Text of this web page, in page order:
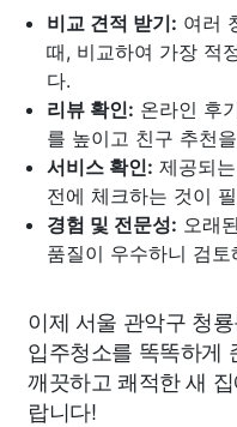
비교 견적 받기: 여러
때, 비교하여 가장 적
다.
리뷰 확인: 온라인 후
를 높이고 친구 추천
서비스 확인: 제공되
전에 체크하는 것이
경험 및 전문성: 오래
품질이 우수하니 검토
이제 서울 관악구 청
입주청소를 똑똑하게
깨끗하고 쾌적한 새
랍니다!